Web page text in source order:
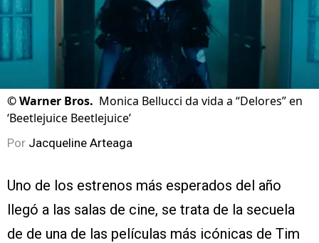
©Warner Bros. Monica Bellucci da vida a “Delores” en
‘Beetlejuice Beetlejuice’
Por Jacqueline Arteaga
Uno de los estrenos más esperados del año
llegó a las salas de cine, se trata de la secuela
de de una de las películas más icónicas de Tim